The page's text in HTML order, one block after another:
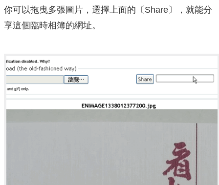
你可以拖曳多張圖片，選擇上面的〔Share〕，就能分
享這個臨時相簿的網址。